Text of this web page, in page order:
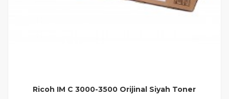
Ricoh IM C 3000-3500 Orijinal Siyah Toner